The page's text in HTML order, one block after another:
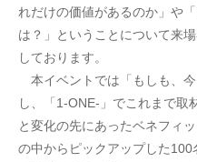
れだけの価値があるのか」や
は？」ということについて来
しております。
本イベントでは「もしも、
し、「1-ONE-」でこれまで取
と変化の先にあったベネフィ
の中からピックアップした